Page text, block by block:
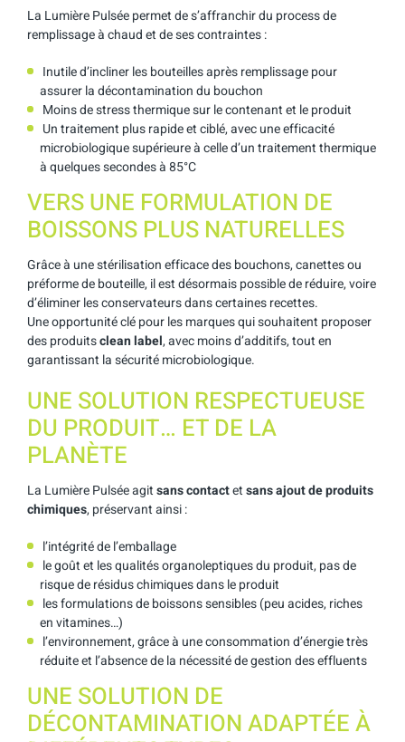
La Lumière Pulsée permet de s’affranchir du process de
remplissage à chaud et de ses contraintes :
Inutile d’incliner les bouteilles après remplissage pour
assurer la décontamination du bouchon
Moins de stress thermique sur le contenant et le produit
Un traitement plus rapide et ciblé, avec une efficacité
microbiologique supérieure à celle d’un traitement thermique
à quelques secondes à 85°C
VERS UNE FORMULATION DE
BOISSONS PLUS NATURELLES
Grâce à une stérilisation efficace des bouchons, canettes ou
préforme de bouteille, il est désormais possible de réduire, voire
d’éliminer les conservateurs dans certaines recettes.
Une opportunité clé pour les marques qui souhaitent proposer
des produitsclean label, avec moins d’additifs, tout en
garantissant la sécurité microbiologique.
UNE SOLUTION RESPECTUEUSE
DU PRODUIT… ET DE LA
PLANÈTE
La Lumière Pulsée agitsans contactetsans ajout de produits
chimiques, préservant ainsi :
l’intégrité de l’emballage
le goût et les qualités organoleptiques du produit, pas de
risque de résidus chimiques dans le produit
les formulations de boissons sensibles (peu acides, riches
en vitamines…)
l’environnement, grâce à une consommation d’énergie très
réduite et l’absence de la nécessité de gestion des effluents
UNE SOLUTION DE
DÉCONTAMINATION ADAPTÉE À